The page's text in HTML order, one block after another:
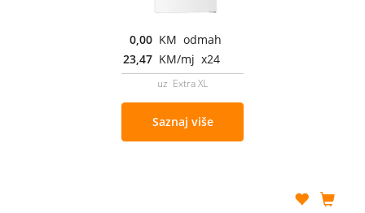
0,00 KM odmah
23,47 KM/mj x24
uz Extra XL
Saznaj više